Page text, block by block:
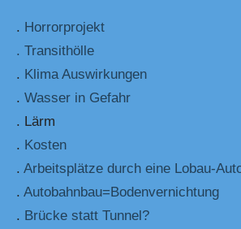
. Horrorprojekt
. Transithölle
. Klima Auswirkungen
. Wasser in Gefahr
. Lärm
. Kosten
. Arbeitsplätze durch eine Lobau-
. Autobahnbau=Bodenvernichtung
. Brücke statt Tunnel?